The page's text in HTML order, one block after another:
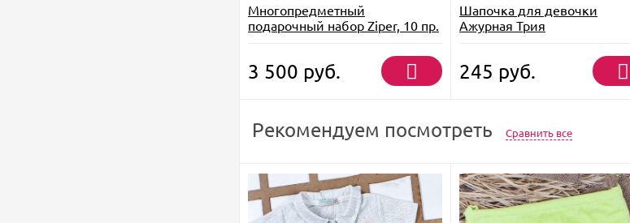
Многопредметный
подарочный набор Ziper, 10 пр.
3 500 руб.
Шапочка для девочки
Ажурная Трия
245 руб.
Рекомендуем посмотреть Сравнить все